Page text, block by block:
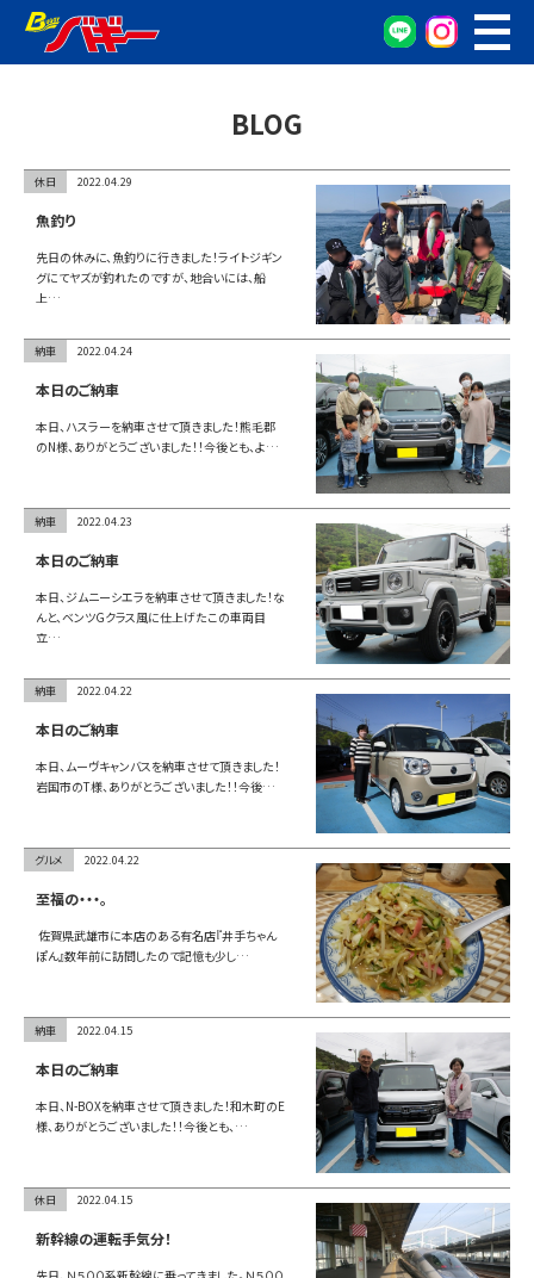
WEB予約
無料査定窓口
車両検索
車検/整備
グーネット在庫確認
お問い合わせ
BLOG
休日 2022.04.29
魚釣り
先日の休みに、魚釣りに行きました！ライトジギン
グにてヤズが釣れたのですが、地合いには、船
上…
納車 2022.04.24
本日のご納車
本日、ハスラーを納車させて頂きました！熊毛郡
のN様、ありがとうございました！！今後とも、よ…
納車 2022.04.23
本日のご納車
本日、ジムニーシエラを納車させて頂きました！な
んと、ベンツGクラス風に仕上げたこの車両目
立…
納車 2022.04.22
本日のご納車
本日、ムーヴキャンバスを納車させて頂きました！
岩国市のT様、ありがとうございました！！今後…
グルメ 2022.04.22
至福の・・・。
佐賀県武雄市に本店のある有名店『井手ちゃん
ぽん』数年前に訪問したので記憶も少し…
納車 2022.04.15
本日のご納車
本日、N-BOXを納車させて頂きました！和木町のE
様、ありがとうございました！！今後とも、…
休日 2022.04.15
新幹線の運転手気分！